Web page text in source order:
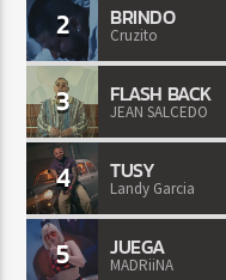
2 BRINDO
Cruzito
3 FLASH BACK
JEAN SALCEDO
4 TUSY
Landy Garcia
5 JUEGA
MADRiiNA